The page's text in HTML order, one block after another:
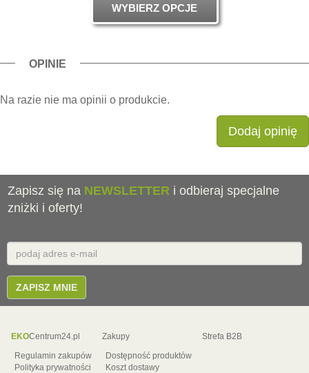
260.00zł
275.00zł
WYBIERZ OPCJE
OPINIE
Na razie nie ma opinii o produkcie.
Dodaj opinię
Zapisz się na NEWSLETTER i odbieraj specjalne
zniżki i oferty!
Email
E-
mail
ZAPISZ MNIE
EKOCentrum24.pl
Regulamin zakupów
Polityka prywatności
Zakupy
Dostępność produktów
Koszt dostawy
Strefa B2B